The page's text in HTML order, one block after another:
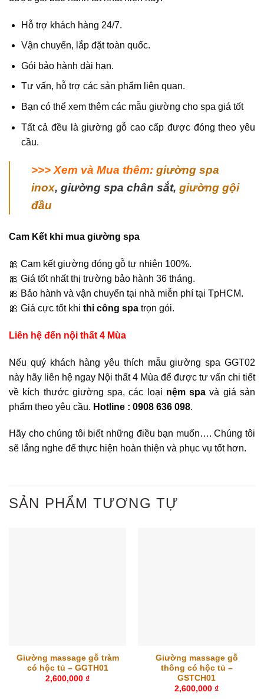
Hỗ trợ khách hàng 24/7.
Vận chuyển, lắp đặt toàn quốc.
Gói bảo hành dài hạn.
Tư vấn, hỗ trợ các sản phẩm liên quan.
Bạn có thể xem thêm các mẫu giường cho spa giá tốt
Tất cả đều là giường gỗ cao cấp được đóng theo yêu
cầu.
>>> Xem và Mua thêm: giường spa
inox, giường spa chân sắt, giường gội
đầu
Cam Kết khi mua giường spa
🎀 Cam kết giường đóng gỗ tự nhiên 100%.
🎀 Giá tốt nhất thị trường bảo hành 36 tháng.
🎀 Bảo hành và vận chuyển tại nhà miễn phí tại TpHCM.
🎀 Giá cực tốt khi thi công spa trọn gói.
Liên hệ đến nội thất 4 Mùa
Nếu quý khách hàng yêu thích mẫu giường spa GGT02
này hãy liên hệ ngay Nội thất 4 Mùa để được tư vấn chi tiết
về kích thước giường spa, các loại nệm spa và giá sản
phẩm theo yêu cầu. Hotline : 0908 636 098.
Hãy cho chúng tôi biết những điều bạn muốn…. Chúng tôi
sẽ lắng nghe để thực hiện hoàn thiện và phục vụ tốt hơn.
SẢN PHẨM TƯƠNG TỰ
Giường massage gỗ tràm
có hộc tủ – GGTH01
2,600,000 ₫
Giường massage gỗ
thông có hộc tủ –
GSTCH01
2,600,000 ₫